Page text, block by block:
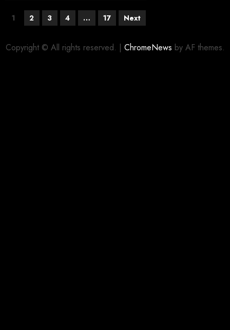
1 2 3 4 … 17 Next
Copyright © All rights reserved. | ChromeNews by AF themes.